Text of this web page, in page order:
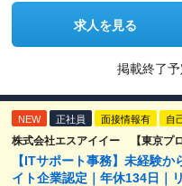
求人を見る
掲載終了予
NEW 正社員 面接情報有 自
株式会社エスアイイー 【東京プ
【ITサポート事務】未経験
イト企業認定｜年休134日｜